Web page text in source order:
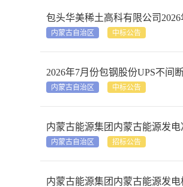
包头华美稀土高科有限公司
内蒙古自治区 中标公告
2026年7月份包钢股份UPS不间
内蒙古自治区 中标公告
内蒙古能源集团内蒙古能源发
内蒙古自治区 招标公告
内蒙古能源集团内蒙古能源发